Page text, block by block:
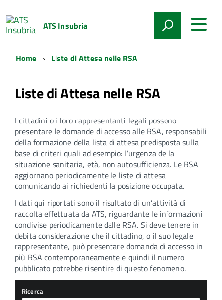
ATS Insubria
Home Liste di Attesa nelle RSA
Liste di Attesa nelle RSA
I cittadini o i loro rappresentanti legali possono
presentare le domande di accesso alle RSA, responsabili
della formazione della lista di attesa predisposta sulla
base di criteri quali ad esempio: l’urgenza della
situazione sanitaria, età, non autosufficienza. Le RSA
aggiornano periodicamente le liste di attesa
comunicando ai richiedenti la posizione occupata.
I dati qui riportati sono il risultato di un’attività di
raccolta effettuata da ATS, riguardante le informazioni
condivise periodicamente dalle RSA. Si deve tenere in
debita considerazione che il cittadino, o il suo legale
rappresentante, può presentare domanda di accesso in
più RSA contemporaneamente e quindi il numero
pubblicato potrebbe risentire di questo fenomeno.
Ricerca